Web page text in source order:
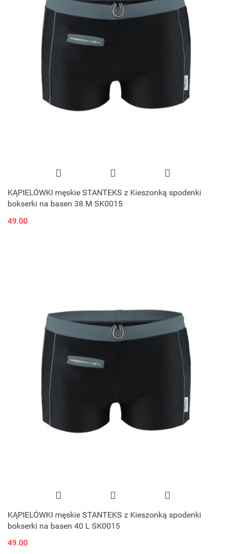
KĄPIELÓWKI męskie STANTEKS z Kieszonką spodenki
bokserki na basen 38 M SK0015
49.00
KĄPIELÓWKI męskie STANTEKS z Kieszonką spodenki
bokserki na basen 40 L SK0015
49.00